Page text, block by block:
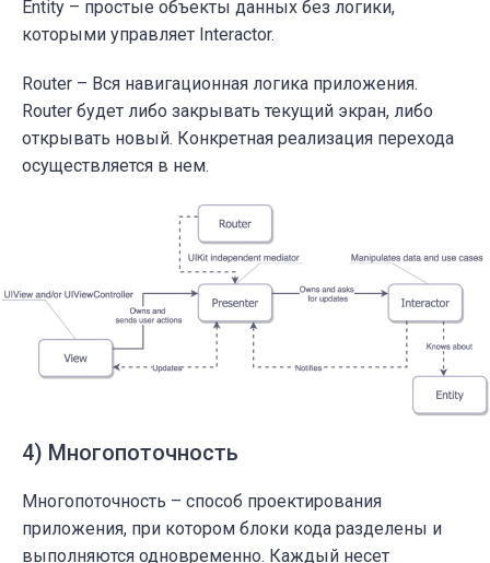
Entity – простые объекты данных без логики,
которыми управляет Interactor.
Router – Вся навигационная логика приложения.
Router будет либо закрывать текущий экран, либо
открывать новый. Конкретная реализация перехода
осуществляется в нем.
4) Многопоточность
Многопоточность – способ проектирования
приложения, при котором блоки кода разделены и
выполняются одновременно. Каждый несет